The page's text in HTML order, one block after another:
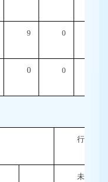
9 0
0 0
行政诉讼
未经复